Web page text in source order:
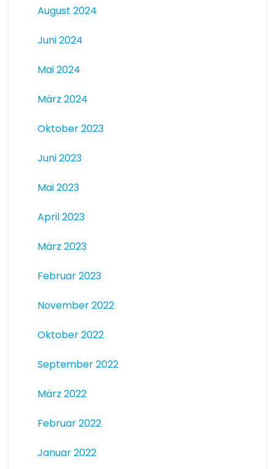
August 2024
Juni 2024
Mai 2024
März 2024
Oktober 2023
Juni 2023
Mai 2023
April 2023
März 2023
Februar 2023
November 2022
Oktober 2022
September 2022
März 2022
Februar 2022
Januar 2022